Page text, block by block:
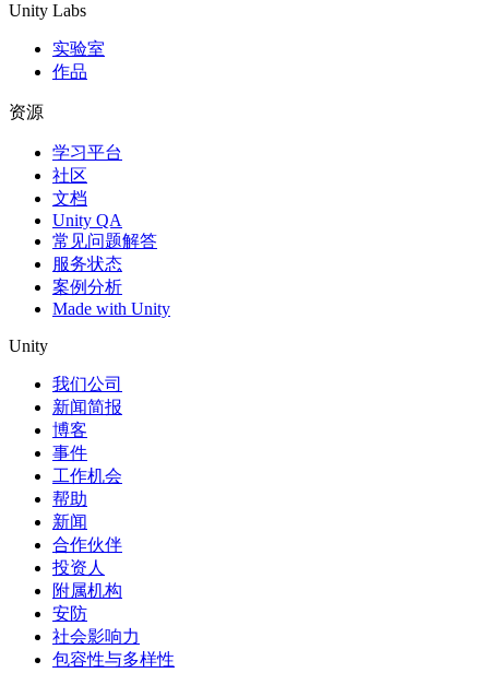
Unity Labs
实验室
作品
资源
学习平台
社区
文档
Unity QA
常见问题解答
服务状态
案例分析
Made with Unity
Unity
我们公司
新闻简报
博客
事件
工作机会
帮助
新闻
合作伙伴
投资人
附属机构
安防
社会影响力
包容性与多样性